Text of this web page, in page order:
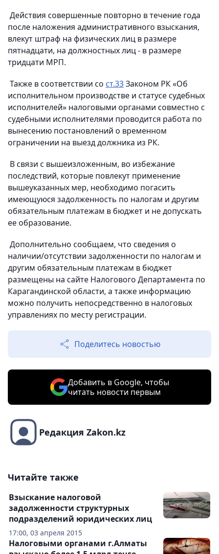
Действия совершенные повторно в течение года
после наложения административного взыскания,
влекут штраф на физических лиц в размере
пятнадцати, на должностных лиц - в размере
тридцати МРП.
Также в соответствии со ст.33Законом РК «Об
исполнительном производстве и статусе судебных
исполнителей» налоговыми органами совместно с
судебными исполнителями проводится работа по
вынесению постановлений о временном
ограничении на выезд должника из РК.
В связи с вышеизложенным, во избежание
последствий, которые повлекут применение
вышеуказанных мер, необходимо погасить
имеющуюся задолженность по налогам и другим
обязательным платежам в бюджет и не допускать
ее образование.
Дополнительно сообщаем, что сведения о
наличии/отсутствии задолженности по налогам и
другим обязательным платежам в бюджет
размещены на сайте Налогового Департамента по
Карагандинской области, а также информацию
можно получить непосредственно в налоговых
управлениях по месту регистрации.
Поделитесь новостью
Добавить в Google, чтобы
читать новости первым
Редакция Zakon.kz
Читайте также
17:00, 03 апреля 2015
Взыскание налоговой
задолженности структурных
подразделений юридических лиц
Налоговыми органами г.Алматы